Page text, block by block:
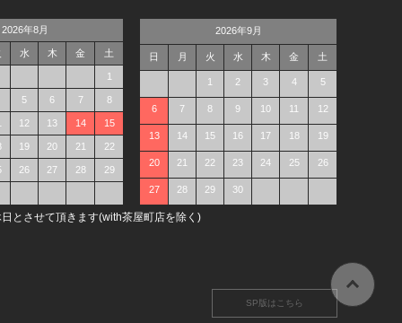
2026年8月
水 木 金 土
1
5 6 7 8
12 13 14 15
19 20 21 22
26 27 28 29
2026年9月
日 月 火 水 木 金 土
1 2 3 4 5
6 7 8 9 10 11 12
13 14 15 16 17 18 19
20 21 22 23 24 25 26
27 28 29 30
とさせて頂きます(with茶屋町店を除く)
SP版はこちら